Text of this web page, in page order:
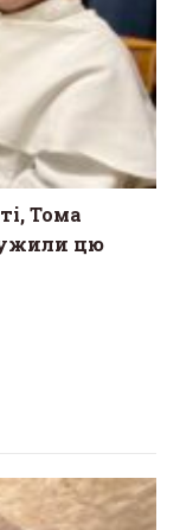
Тома
цю